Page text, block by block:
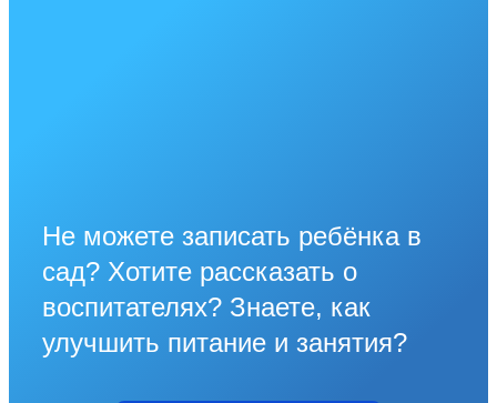
Не можете записать ребёнка в
сад? Хотите рассказать о
воспитателях? Знаете, как
улучшить питание и занятия?